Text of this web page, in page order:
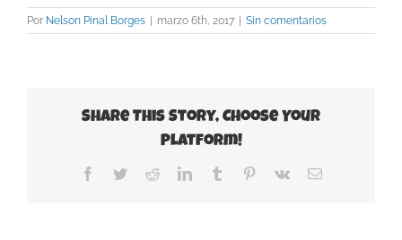
Por Nelson Pinal Borges | marzo 6th, 2017 | Sin comentarios
Share This Story, Choose Your
Platform!
Facebook
TwitterRedditLinkedInTumblr Pinterest
Vk
Correo